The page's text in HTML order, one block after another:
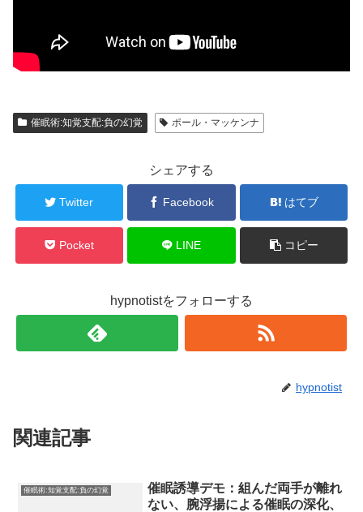
催眠術:知覚支配:負の幻覚 ポール・マッケンナ
シェアする
Twitter Facebook はてブ
Pocket LINE コピー
hypnotistをフォローする
hypnotist
関連記事
催眠術:知覚支配:負の幻覚
催眠誘導デモ：組んだ両手が離れ
ない、腕浮揚による催眠の深化、